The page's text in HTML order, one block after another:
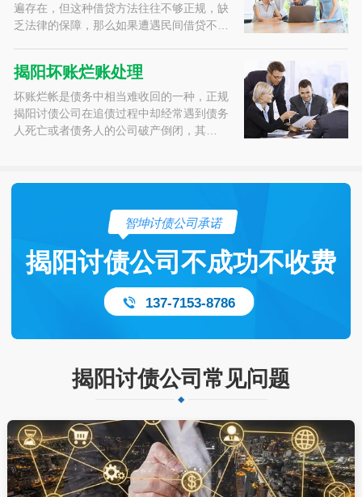
遍存在，但这种借贷方法往往不够正规，缺
乏法律的保障，那么如果遭遇民间借贷不…
揭阳坏账烂账处理
坏账烂帐是债务中相当难收回的一种，正规
揭阳讨债公司在追债过程中却经常遇到债务
人死亡或者债务人的公司破产倒闭，其…
智坤讨债公司承诺
揭阳讨债公司不成功不收费
137-7153-8786
揭阳讨债公司常见问题